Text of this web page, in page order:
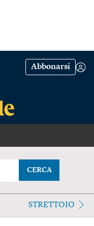
Abbonarsi
CERCA
STRETTOIO